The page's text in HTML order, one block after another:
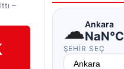
–
☁Ankara
NaN°C
ŞEHIR SEÇ